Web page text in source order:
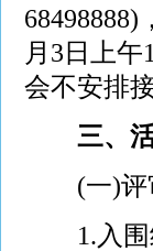
月3日上
会不安排
三、
(一)评
1.入围终